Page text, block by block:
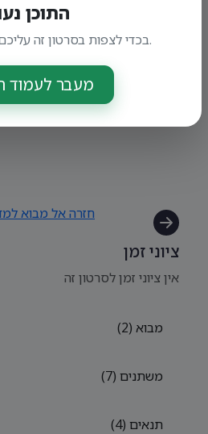
חזרה אל מבוא
ציוני זמן
אין ציוני זמן לסרטון זה
מבוא (2)
משתנים (7)
תנאים (4)
התוכן
בכדי לצפות בסרטון זה עליכם לרכוש את הקורס.
מעבר לעמוד